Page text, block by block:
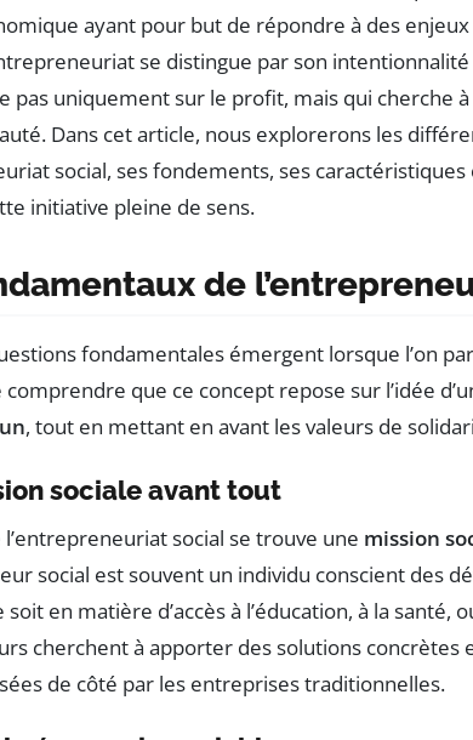
ayant pour but de répondre à des
se distingue par son
pas uniquement sur le profit, mais qui cherche
Dans cet article, nous explorerons les
social, ses fondements, ses
initiative pleine de sens.
de
fondamentales émergent lorsque l’on
que ce concept repose sur l’idée
, tout en mettant en avant les valeurs de
sociale avant tout
l’entrepreneuriat social se trouve une mission
social est souvent un individu conscient des
soit en matière d’accès à l’éducation, à la santé,
cherchent à apporter des solutions concrètes
de côté par les entreprises traditionnelles.